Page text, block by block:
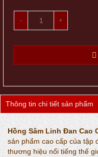
- +
Thông tin chi tiết sản phẩm
Hồng Sâm Linh Đan Cao
sản phẩm cao cấp của tập
thương hiệu nổi tiếng thế